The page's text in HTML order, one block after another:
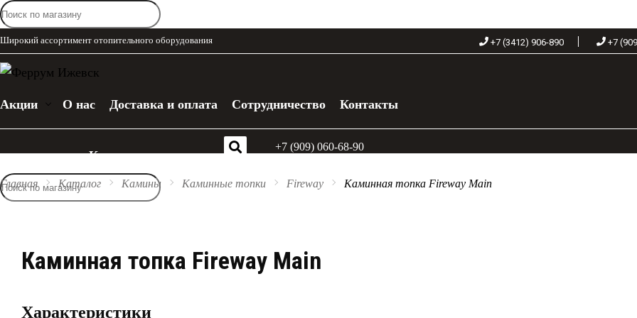
Широкий ассортимент отопительного оборудования +7 (3412) 906-890 +7
Акции
О нас Доставка и оплата Сотрудничество Контакты
Каталог
+7 (909) 060-68-90
Главная Каталог Камины Каминные топки Fireway Каминная топка Fireway Main
Каминная топка Fireway Main
Характеристики